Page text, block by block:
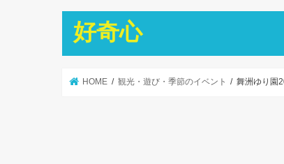
好奇心
HOME 観光・遊び・季節のイベント 舞洲ゆり園